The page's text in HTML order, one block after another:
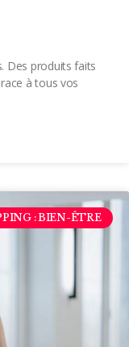
Des produits faits
à tous vos
: BIEN-ÊTRE